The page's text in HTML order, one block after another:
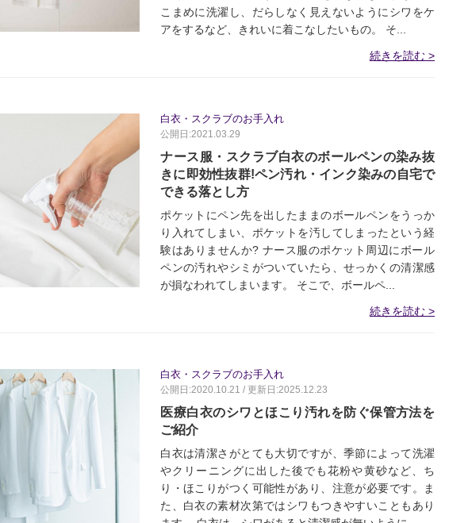
こまめに洗濯し、だらしなく見えないようにシワをケ
アをするなど、きれいに着こなしたいもの。 そ...
続きを読む
白衣・スクラブのお手入れ
公開日:2021.03.29
ナース服・スクラブ白衣のボールペンの染み抜
きに即効性抜群!ペン汚れ・インク染みの自宅で
できる落とし方
ポケットにペン先を出したままのボールペンをうっか
り入れてしまい、ポケットを汚してしまったという経
験はありませんか? ナース服のポケット周辺にボール
ペンの汚れやシミがついていたら、せっかくの清潔感
が損なわれてしまいます。 そこで、ボールペ...
続きを読む
白衣・スクラブのお手入れ
公開日:2020.10.21 / 更新日:2025.12.23
医療白衣のシワとほこり汚れを防ぐ保管方法を
ご紹介
白衣は清潔さがとても大切ですが、季節によって洗濯
やクリーニングに出した後でも花粉や黄砂など、ち
り・ほこりがつく可能性があり、注意が必要です。ま
た、白衣の素材次第ではシワもつきやすいこともあり